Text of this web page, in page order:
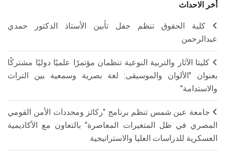
أخر الاحداث
كلية الحقوق تنظم حفل تأبين الأستاذ الدكتور حمدي
عبدالرحمن
كليتا الآثار والتربية النوعية تنظمان مؤتمرًا علميًا دوليًا مشتركًا
بعنوان "الألوان والموسيقى: لغة بصرية وسمعية بين التراث
والاستدامة"
جامعة عين شمس تنظم برنامج "ركائز ومحددات الأمن القومي
المصري في ظل المتغيرات المعاصرة" بالتعاون مع الأكاديمية
العسكرية للدراسات العليا والاستراتيجية